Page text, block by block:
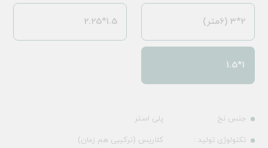
جنس نخ :
پلی استر
تکنولوژی تولید :
کلاریس (ترکیبی هم زمان)
2*3 (6متر) 1.5*2.25
1*1.5